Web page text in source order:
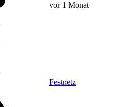
vor 1 Monat
Festnetz